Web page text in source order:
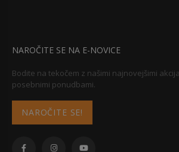
NAROČITE SE NA E-NOVICE
Bodite na tekočem z našimi najnovejšimi
posebnimi ponudbami.
NAROČITE SE!